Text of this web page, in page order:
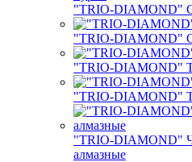
"TRIO-DIAMOND"
"TRIO-DIAMOND"
"TRIO-DIAMOND"
"TRIO-DIAMOND"
"TRIO-DIAMOND"
алмазные